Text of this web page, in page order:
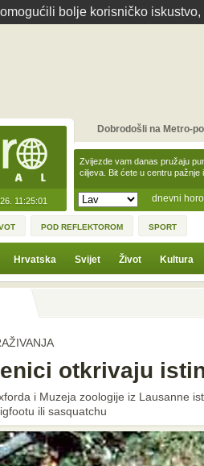
bolje korisničko
11:25:01 dnevni
Zvijezde vam danas pružaju
ciljeva. Bit ćete u centru pažnje
Dobrodošli na Metro-
POD REFLEKTOROM SPORT
Hrvatska Svijet Život Kultura
otkrivaju
i Muzeja zoologije iz Lausanne
ili sasquatchu